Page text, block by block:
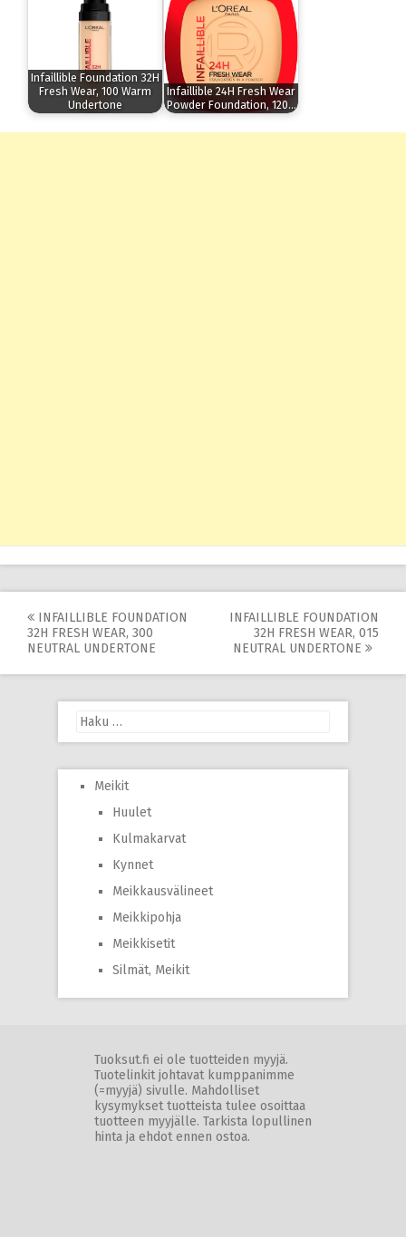
Infaillible Foundation 32H
Fresh Wear, 100 Warm
Undertone
Infaillible 24H Fresh Wear
Powder Foundation, 120…
Post
navigation
INFAILLIBLE FOUNDATION
32H FRESH WEAR, 300
NEUTRAL UNDERTONE
INFAILLIBLE FOUNDATION
32H FRESH WEAR, 015
NEUTRAL UNDERTONE
Haku:
Meikit
Huulet
Kulmakarvat
Kynnet
Meikkausvälineet
Meikkipohja
Meikkisetit
Silmät, Meikit
Tuoksut.fi ei ole tuotteiden myyjä.
Tuotelinkit johtavat kumppanimme
(=myyjä) sivulle. Mahdolliset
kysymykset tuotteista tulee osoittaa
tuotteen myyjälle. Tarkista lopullinen
hinta ja ehdot ennen ostoa.